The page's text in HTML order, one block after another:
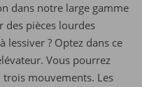
dans notre large gamme
des pièces lourdes
lessiver ? Optez dans ce
Vous pourrez
mouvements. Les